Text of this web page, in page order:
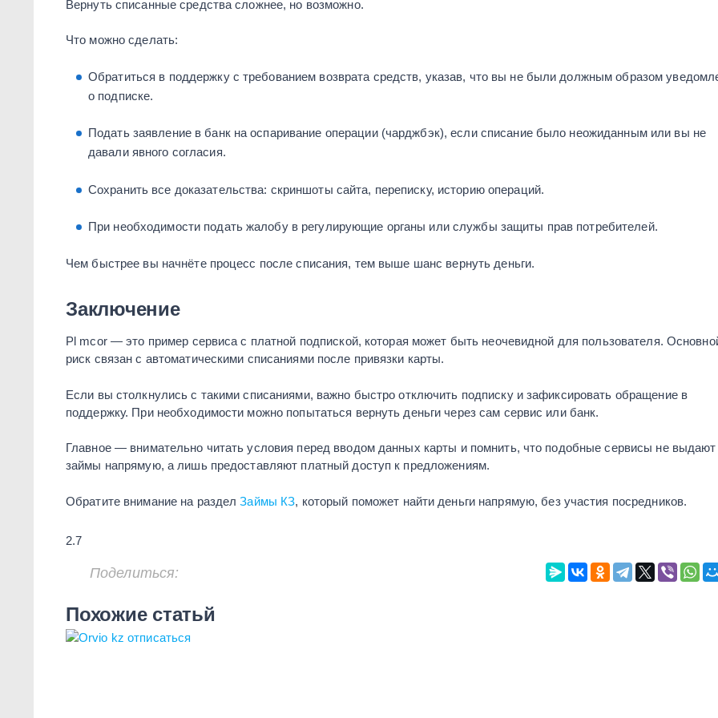
Вернуть списанные средства сложнее, но возможно.
Что можно сделать:
Обратиться в поддержку с требованием возврата средств, указав, что вы не были должным образом
о подписке.
Подать заявление в банк на оспаривание операции (чарджбэк), если списание было неожиданным или вы не
давали явного согласия.
Сохранить все доказательства: скриншоты сайта, переписку, историю операций.
При необходимости подать жалобу в регулирующие органы или службы защиты прав потребителей.
Чем быстрее вы начнёте процесс после списания, тем выше шанс вернуть деньги.
Заключение
Pl mcor — это пример сервиса с платной подпиской, которая может быть неочевидной для пользователя.
риск связан с автоматическими списаниями после привязки карты.
Если вы столкнулись с такими списаниями, важно быстро отключить подписку и зафиксировать обращение в
поддержку. При необходимости можно попытаться вернуть деньги через сам сервис или банк.
Главное — внимательно читать условия перед вводом данных карты и помнить, что подобные сервисы не выдают
займы напрямую, а лишь предоставляют платный доступ к предложениям.
Обратите внимание на разделЗаймы КЗ, который поможет найти деньги напрямую, без участия посредников.
2.7
Поделиться:
Похожие статьй